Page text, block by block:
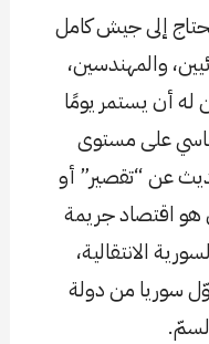
إلى جيش كامل
والمهندسين،
له أن يستمر يومًا
على مستوى
عن “تقصير” أو
هو اقتصاد جريمة
الانتقالية،
سوريا من دولة